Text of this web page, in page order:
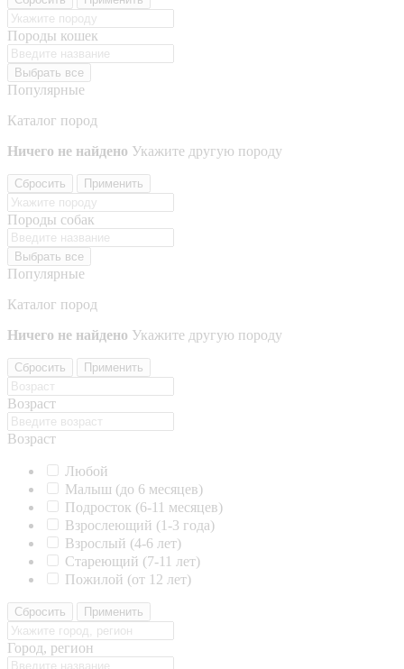
Породы кошек
Выбрать все
Популярные
Каталог пород
Ничего не найдено Укажите другую породу
Сбросить Применить
Породы собак
Выбрать все
Популярные
Каталог пород
Ничего не найдено Укажите другую породу
Сбросить Применить
Возраст
Возраст
Любой
Малыш (до 6 месяцев)
Подросток (6-11 месяцев)
Взрослеющий (1-3 года)
Взрослый (4-6 лет)
Стареющий (7-11 лет)
Пожилой (от 12 лет)
Сбросить Применить
Город, регион